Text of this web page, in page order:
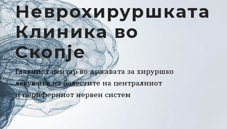
Неврохируршката
Клиника во
Скопје
Главниот центар во државата за хируршко
лекување на болестите на централниот
и периферниот нервен систем